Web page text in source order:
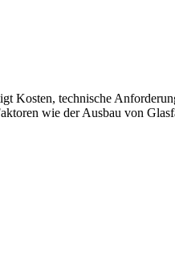
Kosten, technische
wie der Ausbau von